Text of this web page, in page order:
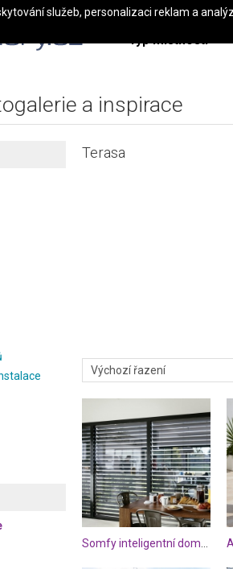
Typ místnosti
a inspirace
Terasa
služeb, personalizaci reklam a